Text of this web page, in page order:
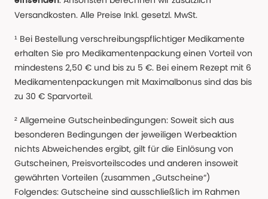
Versandkosten. Alle Preise Inkl. gesetzl. MwSt.
¹ Bei Bestellung verschreibungspflichtiger Medikamente
erhalten Sie pro Medikamentenpackung einen Vorteil von
mindestens 2,50 € und bis zu 5 €. Bei einem Rezept mit 6
Medikamentenpackungen mit Maximalbonus sind das bis
zu 30 € Sparvorteil.
² Allgemeine Gutscheinbedingungen: Soweit sich aus
besonderen Bedingungen der jeweiligen Werbeaktion
nichts Abweichendes ergibt, gilt für die Einlösung von
Gutscheinen, Preisvorteilscodes und anderen insoweit
gewährten Vorteilen (zusammen „Gutscheine“)
Folgendes: Gutscheine sind ausschließlich im Rahmen